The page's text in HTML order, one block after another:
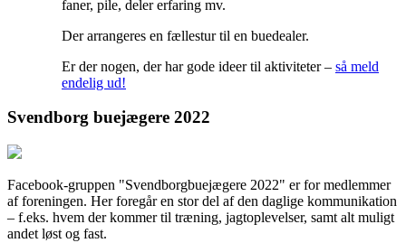
faner, pile, deler erfaring mv.
Der arrangeres en fællestur til en buedealer.
Er der nogen, der har gode ideer til aktiviteter – så meld
endelig ud!
Svendborg buejægere 2022
Facebook-gruppen "Svendborgbuejægere 2022" er for medlemmer
af foreningen. Her foregår en stor del af den daglige kommunikation
– f.eks. hvem der kommer til træning, jagtoplevelser, samt alt muligt
andet løst og fast.